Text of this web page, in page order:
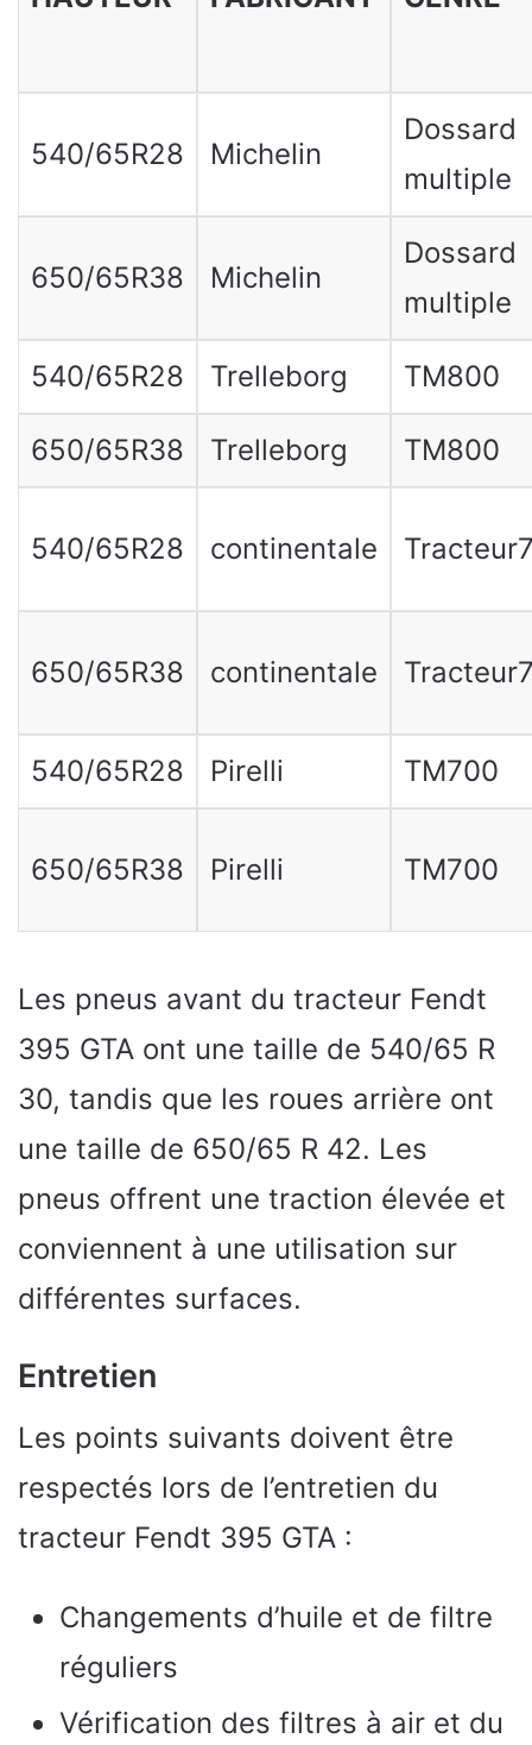
540/65R28 Michelin
Dossard
multiple
650/65R38 Michelin
Dossard
multiple
540/65R28 Trelleborg TM800
650/65R38 Trelleborg TM800
540/65R28 continentale
650/65R38 continentale
540/65R28 Pirelli TM700
650/65R38 Pirelli TM700
Les pneus avant du tracteur Fendt
395 GTA ont une taille de 540/65 R
30, tandis que les roues arrière ont
une taille de 650/65 R 42. Les
pneus offrent une traction élevée et
conviennent à une utilisation sur
différentes surfaces.
Entretien
Les points suivants doivent être
respectés lors de l’entretien du
tracteur Fendt 395 GTA :
Changements d’huile et de filtre
réguliers
Vérification des filtres à air et du